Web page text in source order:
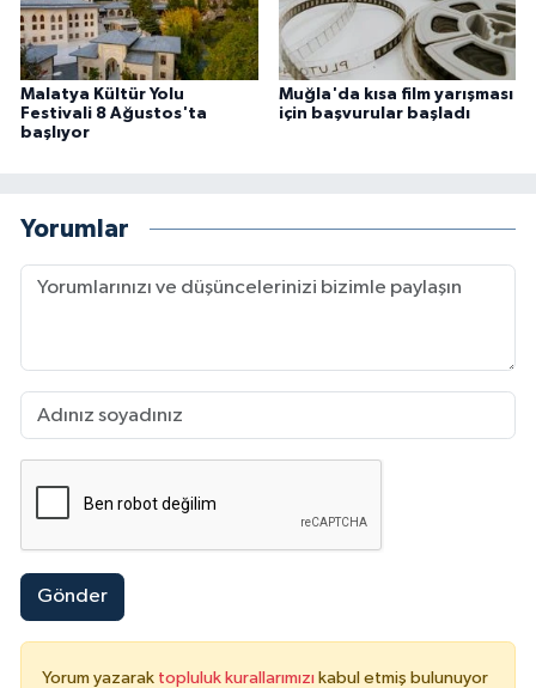
Malatya Kültür Yolu
Festivali 8 Ağustos'ta
başlıyor
Muğla'da kısa film yarışması
için başvurular başladı
Yorumlar
Gönder
Yorum yazarak topluluk kurallarımızı kabul etmiş bulunuyor